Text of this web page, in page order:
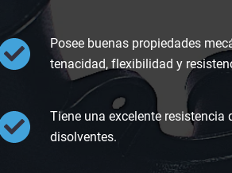
Posee buenas propiedades
tenacidad, flexibilidad y
Tiene una excelente
disolventes.